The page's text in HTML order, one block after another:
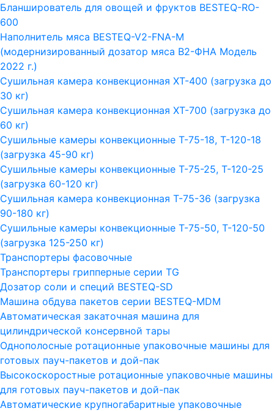
Бланширователь для овощей и фруктов BESTEQ-RO-
600
Наполнитель мяса BESTEQ-V2-FNA-M
(модернизированный дозатор мяса В2-ФНА Модель
2022 г.)
Сушильная камера конвекционная ХТ-400 (загрузка до
30 кг)
Сушильная камера конвекционная ХТ-700 (загрузка до
60 кг)
Сушильные камеры конвекционные Т-75-18, Т-120-18
(загрузка 45-90 кг)
Сушильные камеры конвекционные Т-75-25, Т-120-25
(загрузка 60-120 кг)
Сушильная камера конвекционная Т-75-36 (загрузка
90-180 кг)
Сушильные камеры конвекционные Т-75-50, Т-120-50
(загрузка 125-250 кг)
Транспортеры фасовочные
Транспортеры грипперные серии TG
Дозатор соли и специй BESTEQ-SD
Машина обдува пакетов серии ВESTEQ-MDM
Автоматическая закаточная машина для
цилиндрической консервной тары
Однополосные ротационные упаковочные машины для
готовых пауч-пакетов и дой-пак
Высокоскоростные ротационные упаковочные машины
для готовых пауч-пакетов и дой-пак
Автоматические крупногабаритные упаковочные